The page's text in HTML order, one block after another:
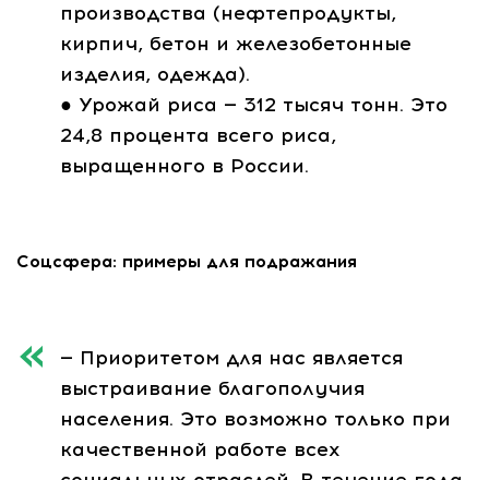
производства (нефтепродукты,
кирпич, бетон и железобетонные
изделия, одежда).
● Урожай риса — 312 тысяч тонн. Это
24,8 процента всего риса,
выращенного в России.
Соцсфера: примеры для подражания
— Приоритетом для нас является
выстраивание благополучия
населения. Это возможно только при
качественной работе всех